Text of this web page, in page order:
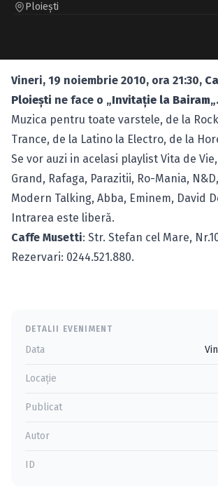
Ploieşti
Vineri, 19 noiembrie 2010, ora 21:30,
Ploieşti ne face o „Invitaţie la Bairam„.
Muzica pentru toate varstele, de la
Trance, de la Latino la Electro, de la
Se vor auzi in acelasi playlist Vita de
Grand, Rafaga, Parazitii, Ro-Mania,
Modern Talking, Abba, Eminem, David
Intrarea este liberă.
Caffe Musetti: Str. Stefan cel Mare,
Rezervari: 0244.521.880.
DETALII EVENIMENT
Data
Locație
Publicat
Autor
ID